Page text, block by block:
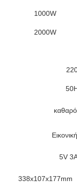
1000W
2000W
5V
338x107x177mm